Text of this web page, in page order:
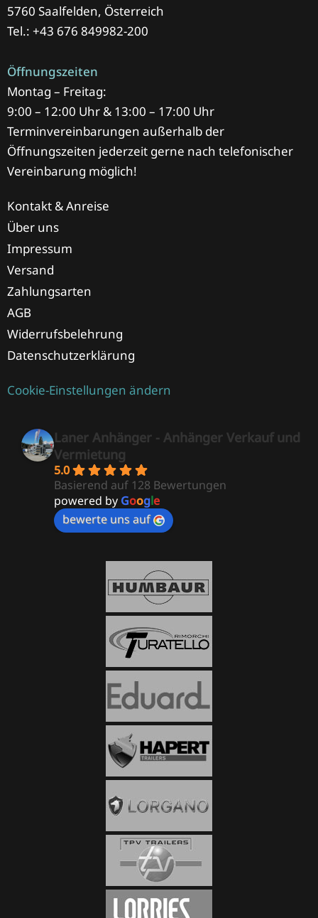
5760 Saalfelden, Österreich
Tel.: +43 676 849982-200
Öffnungszeiten
Montag – Freitag:
9:00 – 12:00 Uhr & 13:00 – 17:00 Uhr
Terminvereinbarungen außerhalb der
Öffnungszeiten jederzeit gerne nach telefonischer
Vereinbarung möglich!
Kontakt & Anreise
Über uns
Impressum
Versand
Zahlungsarten
AGB
Widerrufsbelehrung
Datenschutzerklärung
Cookie-Einstellungen ändern
Laner Anhänger - Anhänger Verkauf und
Vermietung
5.0
Basierend auf 128 Bewertungen
powered by Google
bewerte uns auf